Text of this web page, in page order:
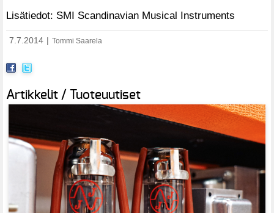
Lisätiedot: SMI Scandinavian Musical Instruments
7.7.2014 Tommi Saarela
Artikkelit / Tuoteuutiset